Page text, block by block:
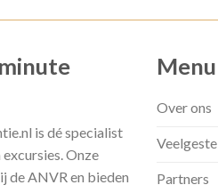
is dé specialist
Onze
de ANVR en bieden
Menu
Over ons
Partners